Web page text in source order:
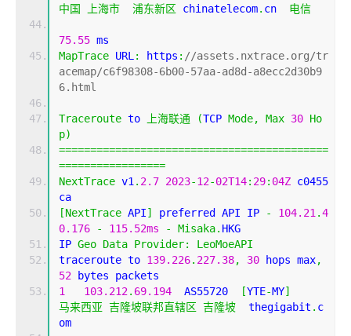
中国 上海市 浦东新区 chinatelecom. cn 电信
75.55 ms
MapTrace URL : https : //assets.nxtrace.org/tr
acemap/c6f98308-6b00-57aa-ad8d-a8ecc2d30b9
6.html
Traceroute to 上海联通 (TCP Mode, Max 30 Ho
p)
===========================================
=================
NextTrace v1 . 2.7 2023-12-02T14: 29: 04Z c0455
ca
[NextTrace API] preferred API IP - 104.21 .4
0.176
- 115.52ms - Misaka. HKG
IP Geo Data Provider:
LeoMoeAPI
traceroute to 139.226. 227.38, 30 hops max,
52 bytes packets
1
103.212. 69.194
  AS55720
[YTE-MY]
马来西亚 吉隆坡联邦直辖区 吉隆坡
  thegigabit
. c
om